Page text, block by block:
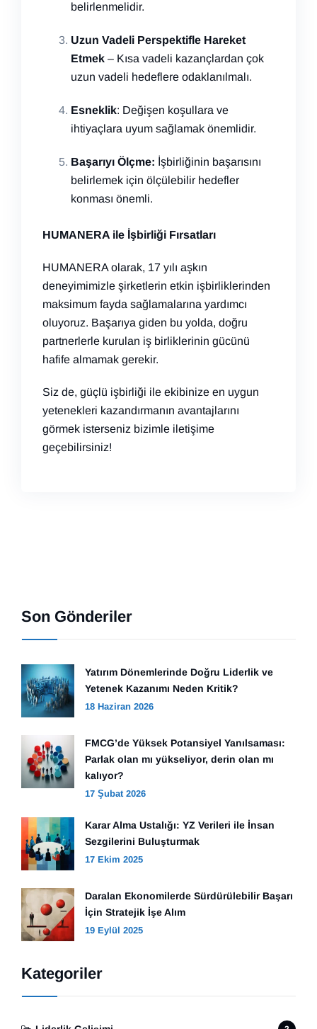
belirlenmelidir.
Uzun Vadeli Perspektifle Hareket
Etmek – Kısa vadeli kazançlardan çok
uzun vadeli hedeflere odaklanılmalı.
Esneklik: Değişen koşullara ve
ihtiyaçlara uyum sağlamak önemlidir.
Başarıyı Ölçme: İşbirliğinin başarısını
belirlemek için ölçülebilir hedefler
konması önemli.
HUMANERA ile İşbirliği Fırsatları
HUMANERA olarak, 17 yılı aşkın
deneyimimizle şirketlerin etkin işbirliklerinden
maksimum fayda sağlamalarına yardımcı
oluyoruz. Başarıya giden bu yolda, doğru
partnerlerle kurulan iş birliklerinin gücünü
hafife almamak gerekir.
Siz de, güçlü işbirliği ile ekibinize en uygun
yetenekleri kazandırmanın avantajlarını
görmek isterseniz bizimle iletişime
geçebilirsiniz!
Son Gönderiler
Yatırım Dönemlerinde Doğru Liderlik ve
Yetenek Kazanımı Neden Kritik?
18 Haziran 2026
FMCG’de Yüksek Potansiyel Yanılsaması:
Parlak olan mı yükseliyor, derin olan mı
kalıyor?
17 Şubat 2026
Karar Alma Ustalığı: YZ Verileri ile İnsan
Sezgilerini Buluşturmak
17 Ekim 2025
Daralan Ekonomilerde Sürdürülebilir Başarı
İçin Stratejik İşe Alım
19 Eylül 2025
Kategoriler